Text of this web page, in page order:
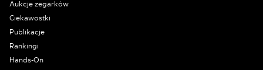
Aukcje zegarków
Ciekawostki
Publikacje
Rankingi
Hands-On